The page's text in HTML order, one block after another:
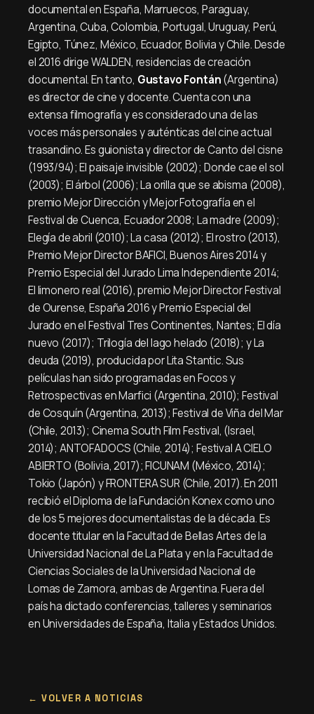
documental en España, Marruecos, Paraguay,
Argentina, Cuba, Colombia, Portugal, Uruguay, Perú,
Egipto, Túnez, México, Ecuador, Bolivia y Chile. Desde
el 2016 dirige WALDEN, residencias de creación
documental. En tanto, Gustavo Fontán(Argentina)
es director de cine y docente. Cuenta con una
extensa filmografía y es considerado una de las
voces más personales y auténticas del cine actual
trasandino. Es guionista y director de Canto del cisne
(1993/94); El paisaje invisible (2002); Donde cae el sol
(2003); El árbol (2006); La orilla que se abisma (2008),
premio Mejor Dirección y Mejor Fotografía en el
Festival de Cuenca, Ecuador 2008; La madre (2009);
Elegía de abril (2010); La casa (2012); El rostro (2013),
Premio Mejor Director BAFICI, Buenos Aires 2014 y
Premio Especial del Jurado Lima Independiente 2014;
El limonero real (2016), premio Mejor Director Festival
de Ourense, España 2016 y Premio Especial del
Jurado en el Festival Tres Continentes, Nantes; El día
nuevo (2017); Trilogía del lago helado (2018); y La
deuda (2019), producida por Lita Stantic. Sus
películas han sido programadas en Focos y
Retrospectivas en Marfici (Argentina, 2010); Festival
de Cosquín (Argentina, 2013); Festival de Viña del Mar
(Chile, 2013); Cinema South Film Festival, (Israel,
2014); ANTOFADOCS (Chile, 2014); Festival A CIELO
ABIERTO (Bolivia, 2017); FICUNAM (México, 2014);
Tokio (Japón) y FRONTERA SUR (Chile, 2017). En 2011
recibió el Diploma de la Fundación Konex como uno
de los 5 mejores documentalistas de la década. Es
docente titular en la Facultad de Bellas Artes de la
Universidad Nacional de La Plata y en la Facultad de
Ciencias Sociales de la Universidad Nacional de
Lomas de Zamora, ambas de Argentina. Fuera del
país ha dictado conferencias, talleres y seminarios
en Universidades de España, Italia y Estados Unidos.
VOLVER A NOTICIAS